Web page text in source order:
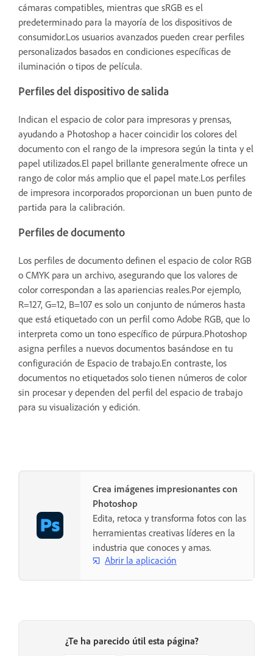
cámaras compatibles, mientras que sRGB es el
predeterminado para la mayoría de los dispositivos de
consumidor.Los usuarios avanzados pueden crear perfiles
personalizados basados en condiciones específicas de
iluminación o tipos de película.
Perfiles del dispositivo de salida
Indican el espacio de color para impresoras y prensas,
ayudando a Photoshop a hacer coincidir los colores del
documento con el rango de la impresora según la tinta y el
papel utilizados.El papel brillante generalmente ofrece un
rango de color más amplio que el papel mate.Los perfiles
de impresora incorporados proporcionan un buen punto de
partida para la calibración.
Perfiles de documento
Los perfiles de documento definen el espacio de color RGB
o CMYK para un archivo, asegurando que los valores de
color correspondan a las apariencias reales.Por ejemplo,
R=127, G=12, B=107 es solo un conjunto de números hasta
que está etiquetado con un perfil como Adobe RGB, que lo
interpreta como un tono específico de púrpura.Photoshop
asigna perfiles a nuevos documentos basándose en tu
configuración de Espacio de trabajo.En contraste, los
documentos no etiquetados solo tienen números de color
sin procesar y dependen del perfil del espacio de trabajo
para su visualización y edición.
Crea imágenes impresionantes con
Photoshop
Edita, retoca y transforma fotos con las
herramientas creativas líderes en la
industria que conoces y amas.
Abrir la aplicación
¿Te ha parecido útil esta página?